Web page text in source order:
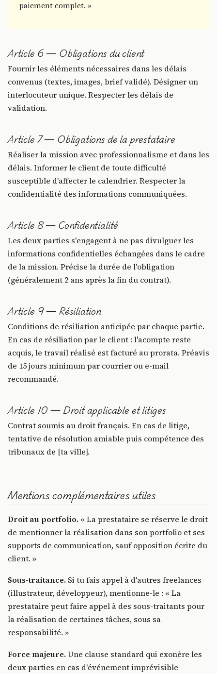
paiement complet. »
Article 6 — Obligations du client
Fournir les éléments nécessaires dans les délais
convenus (textes, images, brief validé). Désigner un
interlocuteur unique. Respecter les délais de
validation.
Article 7 — Obligations de la prestataire
Réaliser la mission avec professionnalisme et dans les
délais. Informer le client de toute difficulté
susceptible d'affecter le calendrier. Respecter la
confidentialité des informations communiquées.
Article 8 — Confidentialité
Les deux parties s'engagent à ne pas divulguer les
informations confidentielles échangées dans le cadre
de la mission. Précise la durée de l'obligation
(généralement 2 ans après la fin du contrat).
Article 9 — Résiliation
Conditions de résiliation anticipée par chaque partie.
En cas de résiliation par le client : l'acompte reste
acquis, le travail réalisé est facturé au prorata. Préavis
de 15 jours minimum par courrier ou e-mail
recommandé.
Article 10 — Droit applicable et litiges
Contrat soumis au droit français. En cas de litige,
tentative de résolution amiable puis compétence des
tribunaux de [ta ville].
Mentions complémentaires utiles
Droit au portfolio. « La prestataire se réserve le droit
de mentionner la réalisation dans son portfolio et ses
supports de communication, sauf opposition écrite du
client. »
Sous-traitance. Si tu fais appel à d'autres freelances
(illustrateur, développeur), mentionne-le : « La
prestataire peut faire appel à des sous-traitants pour
la réalisation de certaines tâches, sous sa
responsabilité. »
Force majeure. Une clause standard qui exonère les
deux parties en cas d'événement imprévisible